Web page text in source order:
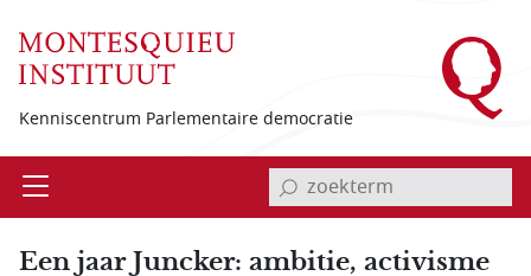
Kenniscentrum Parlementaire democratie
Open invoerveld zoekterm
Een jaar Juncker: ambitie, activisme